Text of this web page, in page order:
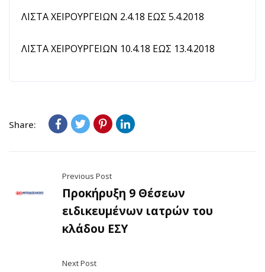
ΛΙΣΤΑ ΧΕΙΡΟΥΡΓΕΙΩΝ 2.4.18 ΕΩΣ 5.4.2018
ΛΙΣΤΑ ΧΕΙΡΟΥΡΓΕΙΩΝ 10.4.18 ΕΩΣ 13.4.2018
Share:
Previous Post
Προκήρυξη 9 Θέσεων
ειδικευμένων ιατρών του
κλάδου ΕΣΥ
Next Post